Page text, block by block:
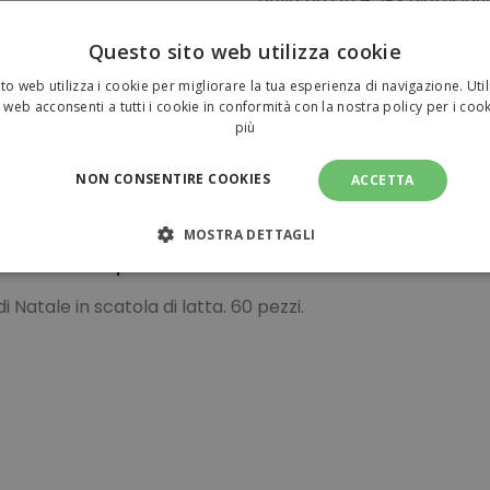
Pagamenti sicuri
da personalizzare 1,76 €
Natale in scatola di latta. 60 pezzi.
Questo sito web utilizza cookie
web utilizza i cookie per migliorare la tua esperienza di navigazione.
acconsenti a tutti i cookie in conformità con la nostra policy per i
più
ACCETTA
NON CONSENTIRE COOKIES
MOSTRA DETTAGLI